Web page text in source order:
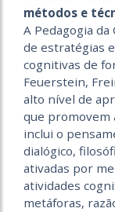
métodos e
A Pedagogia
de estratégias
cognitivas de
Feuerstein,
alto nível de
que promovem
inclui o
dialógico,
ativadas por
atividades
metáforas,